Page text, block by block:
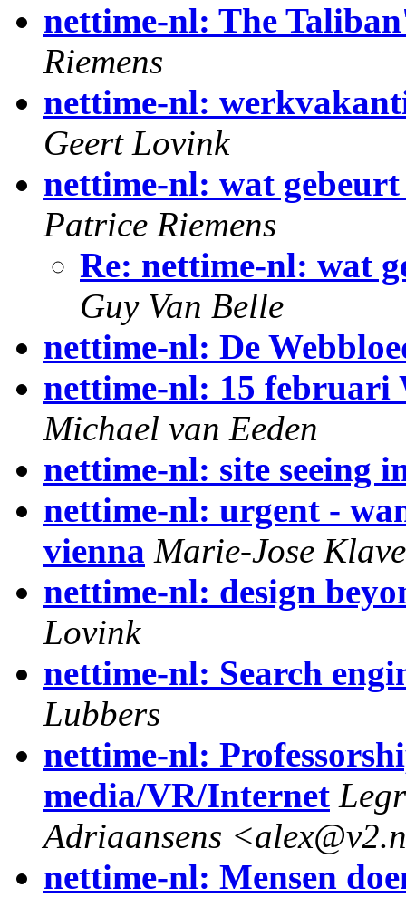
nettime-nl: The
Riemens
nettime-nl:
Geert Lovink
nettime-nl: wat
Patrice Riemens
Re: nettime-nl: wat
Guy Van Belle
nettime-nl: De
nettime-nl: 15 februari
Michael van Eeden
nettime-nl: site seeing
nettime-nl: urgent -
vienna Marie-Jose
nettime-nl: design
Lovink
nettime-nl: Search
Lubbers
nettime-nl:
media/VR/Internet
Adriaansens
nettime-nl: Mensen